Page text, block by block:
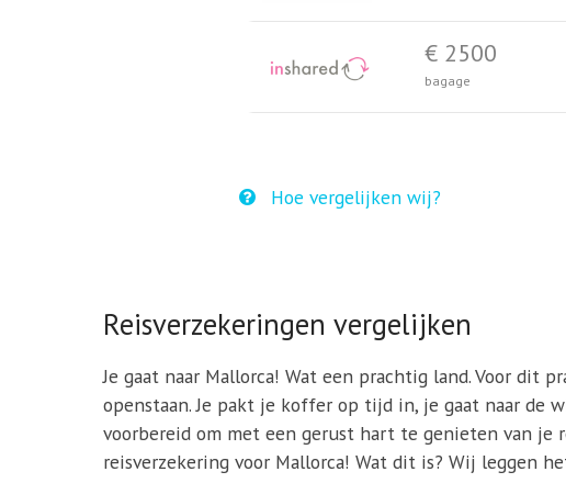
€ 2500
bagage
Hoe vergelijken wij?
Reisverzekeringen vergelijken
Je gaat naar Mallorca! Wat een prachtig land. Voor
openstaan. Je pakt je koffer op tijd in, je gaat naar de
voorbereid om met een gerust hart te genieten van je
reisverzekering voor Mallorca! Wat dit is? Wij leggen